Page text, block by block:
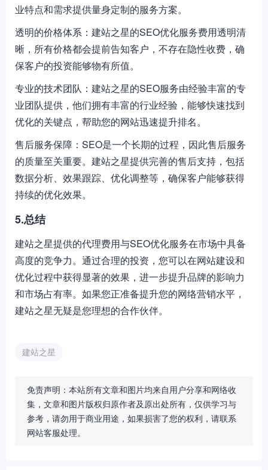
业特点和需求提供量身定制的服务方案。
透明的价格体系：建站之星的SEO优化服务费用透明清
晰，所有价格都会提前告知客户，不存在隐性收费，确
保客户的投资能够物有所值。
专业的技术团队：建站之星的SEO服务由经验丰富的专
业团队提供，他们拥有丰富的行业经验，能够快速找到
优化的关键点，帮助您的网站迅速提升排名。
售后服务保障：SEO是一个长期的过程，因此售后服务
的质量至关重要。建站之星提供完善的售后支持，包括
数据分析、效果跟踪、优化调整等，确保客户能够获得
持续的优化效果。
5.总结
建站之星提供的代理费用与SEO优化服务在市场中具备
高度的竞争力。通过合理的投资，您可以在网站建设和
优化过程中获得显著的效果，进一步提升品牌的影响力
和市场占有率。如果您正准备提升您的网络营销水平，
建站之星无疑是您理想的合作伙伴。
建站之星
免责声明：本站所有文章和图片均来自用户分享和网络收
集，文章和图片版权归原作者及原出处所有，仅供学习与
参考，请勿用于商业用途，如果损害了您的权利，请联系
网站客服处理。